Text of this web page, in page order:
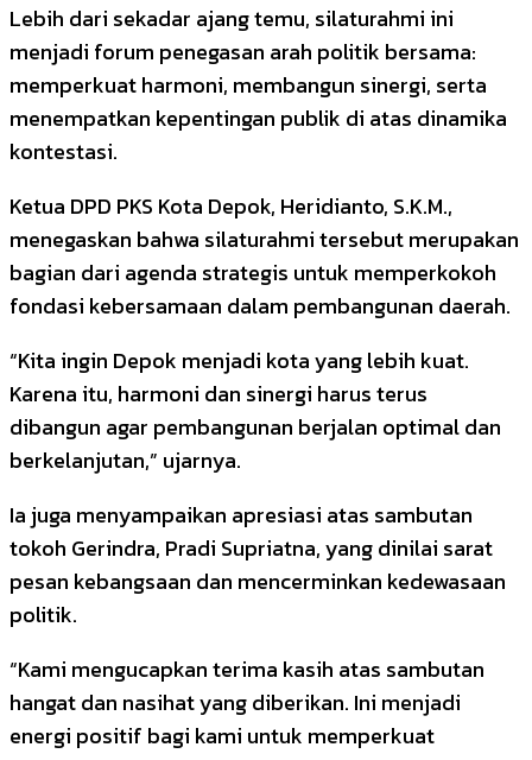
Lebih dari sekadar ajang temu, silaturahmi ini
menjadi forum penegasan arah politik bersama:
memperkuat harmoni, membangun sinergi, serta
menempatkan kepentingan publik di atas dinamika
kontestasi.
Ketua DPD PKS Kota Depok, Heridianto, S.K.M.,
menegaskan bahwa silaturahmi tersebut merupakan
bagian dari agenda strategis untuk memperkokoh
fondasi kebersamaan dalam pembangunan daerah.
“Kita ingin Depok menjadi kota yang lebih kuat.
Karena itu, harmoni dan sinergi harus terus
dibangun agar pembangunan berjalan optimal dan
berkelanjutan,” ujarnya.
Ia juga menyampaikan apresiasi atas sambutan
tokoh Gerindra, Pradi Supriatna, yang dinilai sarat
pesan kebangsaan dan mencerminkan kedewasaan
politik.
“Kami mengucapkan terima kasih atas sambutan
hangat dan nasihat yang diberikan. Ini menjadi
energi positif bagi kami untuk memperkuat